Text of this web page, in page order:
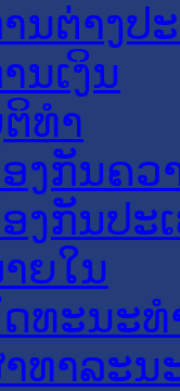
ນຕ່າງປ
ນເງິນ
ທໍາ
ງກັນຄວ
ງກັນປະ
ຍໃນ
ທະນະ
ທາລະນ